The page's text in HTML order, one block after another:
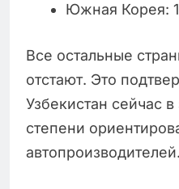
Южная Корея:
Все остальные
отстают. Это
Узбекистан сейчас
степени
автопроизводителей.